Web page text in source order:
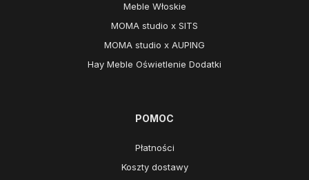
Meble Włoskie
MOMA studio x SITS
MOMA studio x AUPING
Hay Meble Oświetlenie Dodatki
POMOC
Płatności
Koszty dostawy